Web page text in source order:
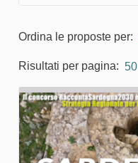
Ordina le proposte per:
Risultati per pagina: 50